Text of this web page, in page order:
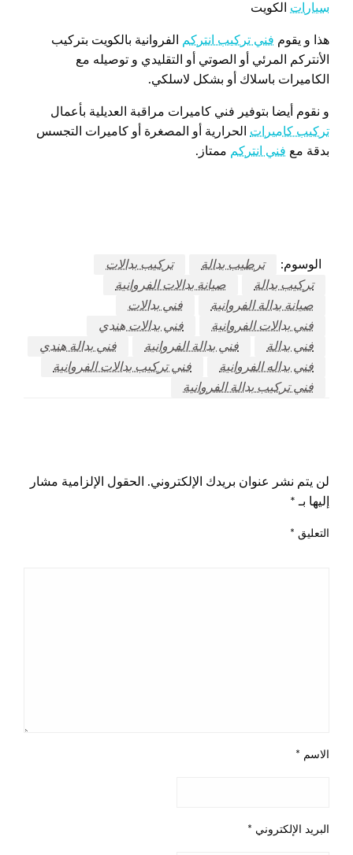
سيارات الكويت
هذا و يقوم فني تركيب انتركم
الفروانية بالكويت بتركيب
الأنتركم المرئي أو الصوتي أو التقليدي و توصيله مع
الكاميرات باسلاك أو بشكل لاسلكي.
و نقوم أيضا بتوفير فني كاميرات مراقبة العديلية بأعمال
تركيب كاميرات الحرارية أو المصغرة أو كاميرات التجسس
بدقة مع فني انتركم ممتاز.
الوسوم: ترطيب بدالة
تركيب بدالات
تركيب بدالة
صيانة بدالات الفروانية
صيانة بدالة الفروانية
فني بدالات
فني بدالات الفروانية
فني بدالات هندي
فني بدالة
فني بدالة الفروانية
فني بدالة هندي
فني بداله الفروانية
فني تركيب بدالات الفروانية
فني تركيب بدالة الفروانية
لن يتم نشر عنوان بريدك الإلكتروني.
الحقول الإلزامية مشار
إليها بـ *
التعليق *
الاسم *
البريد الإلكتروني *